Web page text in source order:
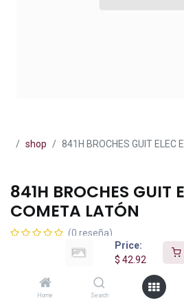
Price:
$ 42.92
Home Search
shop 841H BROCHES GUIT ELEC
841H BROCHES GUIT
COMETA LATÓN
(0 reseña)
IVA incluido